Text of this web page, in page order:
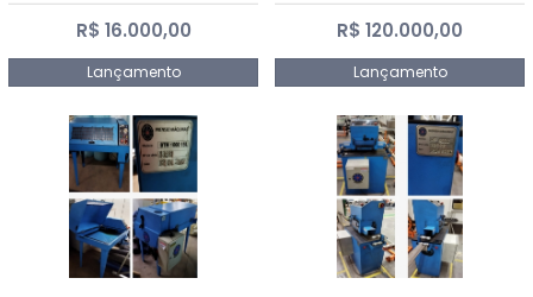
R$ 16.000,00
Lançamento
R$ 120.000,00
Lançamento